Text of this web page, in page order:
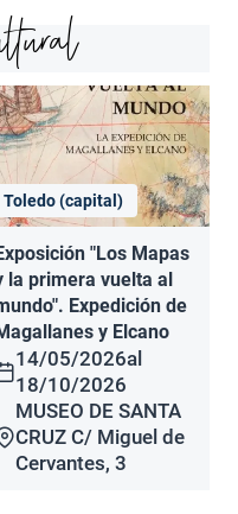
Toledo (capital)
"Los Mapas
la primera vuelta al
Expedición de
y Elcano
14/05/2026al
18/10/2026
MUSEO DE SANTA
CRUZ C/ Miguel de
Cervantes, 3